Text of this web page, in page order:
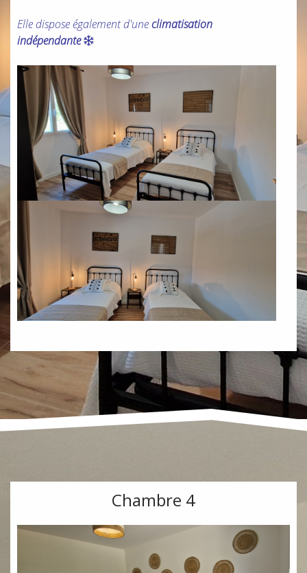
Elle dispose également d'uneclimatisation
indépendante
Chambre 4